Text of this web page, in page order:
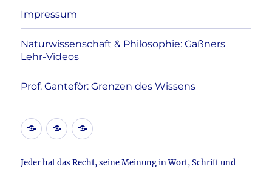
Impressum
Naturwissenschaft & Philosophie: Gaßners
Lehr-Videos
Prof. Ganteför: Grenzen des Wissens
KontaktDatenschutzerklärung
Impressum
Jeder hat das Recht, seine Meinung in Wort, Schrift und